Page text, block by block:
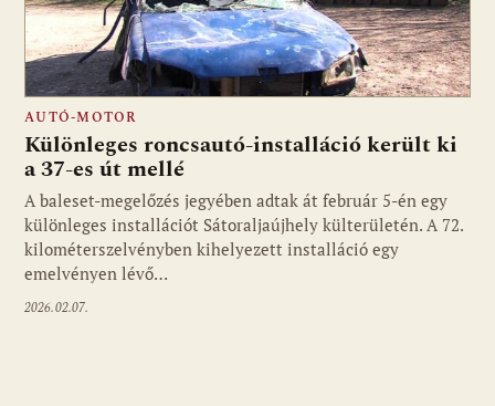
AUTÓ-MOTOR
Különleges roncsautó-installáció került ki
a 37-es út mellé
A baleset-megelőzés jegyében adtak át február 5-én egy
különleges installációt Sátoraljaújhely külterületén. A 72.
kilométerszelvényben kihelyezett installáció egy
emelvényen lévő…
2026.02.07.